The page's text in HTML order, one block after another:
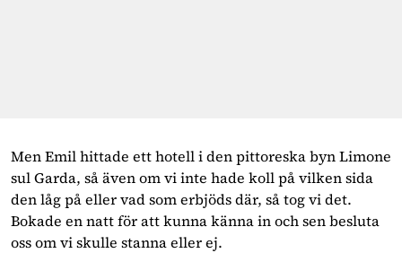
Men Emil hittade ett hotell i den pittoreska byn Limone
sul Garda, så även om vi inte hade koll på vilken sida
den låg på eller vad som erbjöds där, så tog vi det.
Bokade en natt för att kunna känna in och sen besluta
oss om vi skulle stanna eller ej.